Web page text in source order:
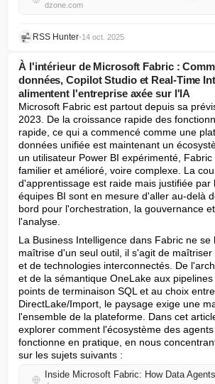
dzone.com
RSS Hunter•14 oct. 2025
À l'intérieur de Microsoft Fabric :
données, Copilot Studio et Real-Time
alimentent l'entreprise axée sur l'IA
Microsoft Fabric est partout depuis sa
2023. De la croissance rapide des
rapide, ce qui a commencé comme une
données unifiée est maintenant un
un utilisateur Power BI expérimenté,
familier et amélioré, voire complexe. La
d'apprentissage est raide mais justifiée par
équipes BI sont en mesure d'aller au-delà
bord pour l'orchestration, la gouvernance
l'analyse.
La Business Intelligence dans Fabric ne se
maîtrise d'un seul outil, il s'agit de
et de technologies interconnectés. De
et de la sémantique OneLake aux
points de terminaison SQL et au choix
DirectLake/Import, le paysage exige une
l'ensemble de la plateforme. Dans cet
explorer comment l'écosystème des
fonctionne en pratique, en nous
sur les sujets suivants :